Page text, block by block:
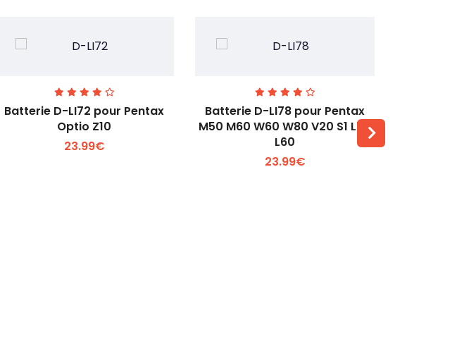
Voir plus +
Batterie D-LI72 pour Pentax
Optio Z10
23.99€
Voir plus +
Batterie D-LI78 pour Pentax
M50 M60 W60 W80 V20 S1 L50
L60
23.99€